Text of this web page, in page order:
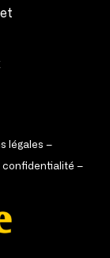
légales –
confidentialité –